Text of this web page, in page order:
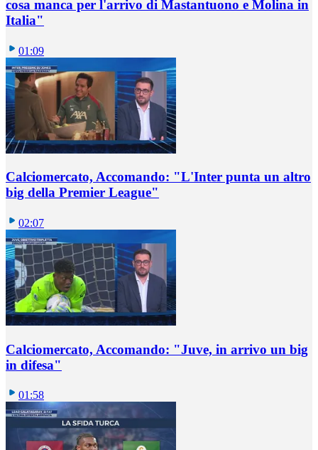
cosa manca per l'arrivo di Mastantuono e Molina in
Italia"
01:09
Calciomercato, Accomando: "L'Inter punta un altro
big della Premier League"
02:07
Calciomercato, Accomando: "Juve, in arrivo un big
in difesa"
01:58